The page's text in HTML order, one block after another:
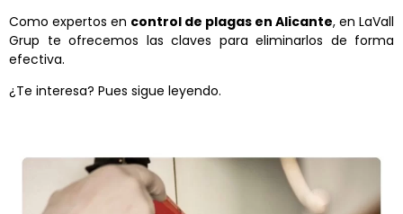
Como expertos en control de plagas en Alicante, en LaVall
Grup te ofrecemos las claves para eliminarlos de forma
efectiva.
¿Te interesa? Pues sigue leyendo.